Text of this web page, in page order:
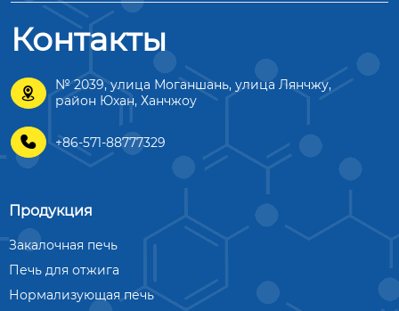
Контакты

№ 2039, улица Моганшань, улица Лянчжу,
район Юхан, Ханчжоу
 +86-571-88777329
Продукция
Закалочная печь
Печь для отжига
Нормализующая печь